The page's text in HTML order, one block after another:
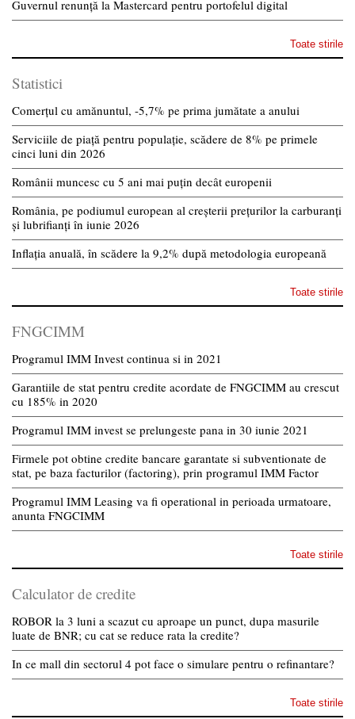
Guvernul renunță la Mastercard pentru portofelul digital
Toate stirile
Statistici
Comerțul cu amănuntul, -5,7% pe prima jumătate a anului
Serviciile de piață pentru populație, scădere de 8% pe primele
cinci luni din 2026
Românii muncesc cu 5 ani mai puțin decât europenii
România, pe podiumul european al creșterii prețurilor la carburanți
și lubrifianți în iunie 2026
Inflația anuală, în scădere la 9,2% după metodologia europeană
Toate stirile
FNGCIMM
Programul IMM Invest continua si in 2021
Garantiile de stat pentru credite acordate de FNGCIMM au crescut
cu 185% in 2020
Programul IMM invest se prelungeste pana in 30 iunie 2021
Firmele pot obtine credite bancare garantate si subventionate de
stat, pe baza facturilor (factoring), prin programul IMM Factor
Programul IMM Leasing va fi operational in perioada urmatoare,
anunta FNGCIMM
Toate stirile
Calculator de credite
ROBOR la 3 luni a scazut cu aproape un punct, dupa masurile
luate de BNR; cu cat se reduce rata la credite?
In ce mall din sectorul 4 pot face o simulare pentru o refinantare?
Toate stirile